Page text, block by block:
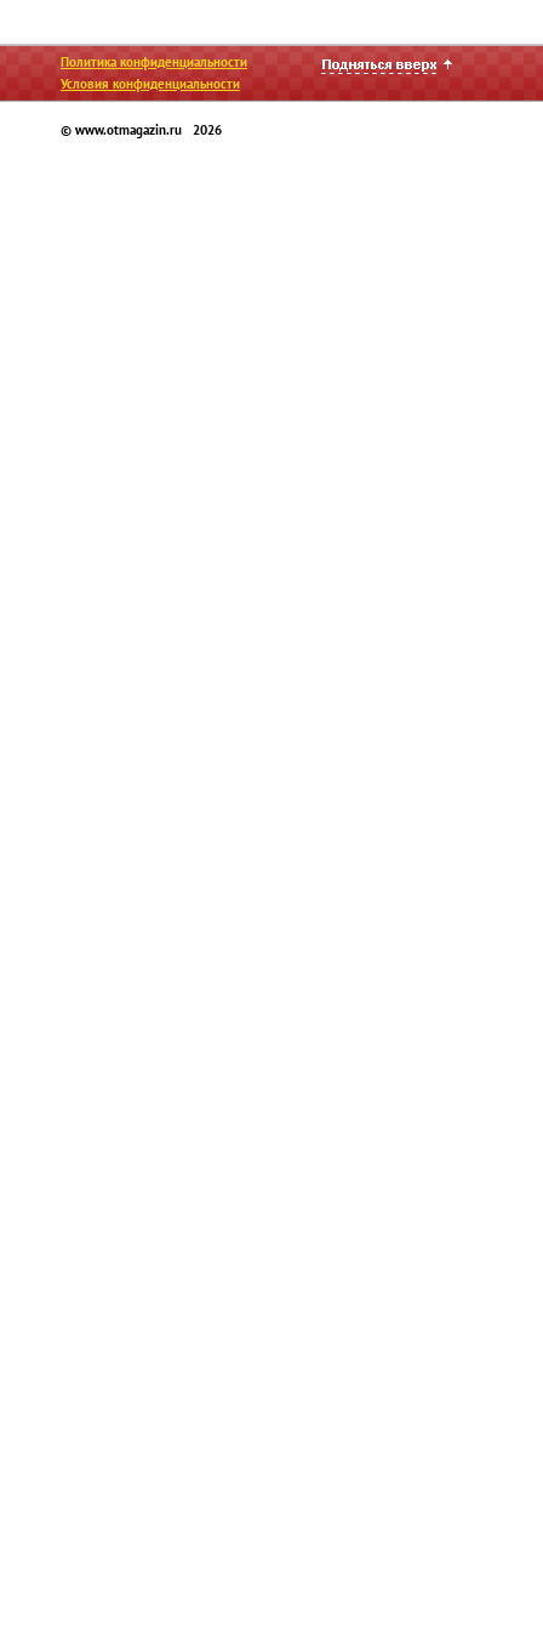
Политика конфиденциальности
Условия конфиденциальности
© www.otmagazin.ru 2026